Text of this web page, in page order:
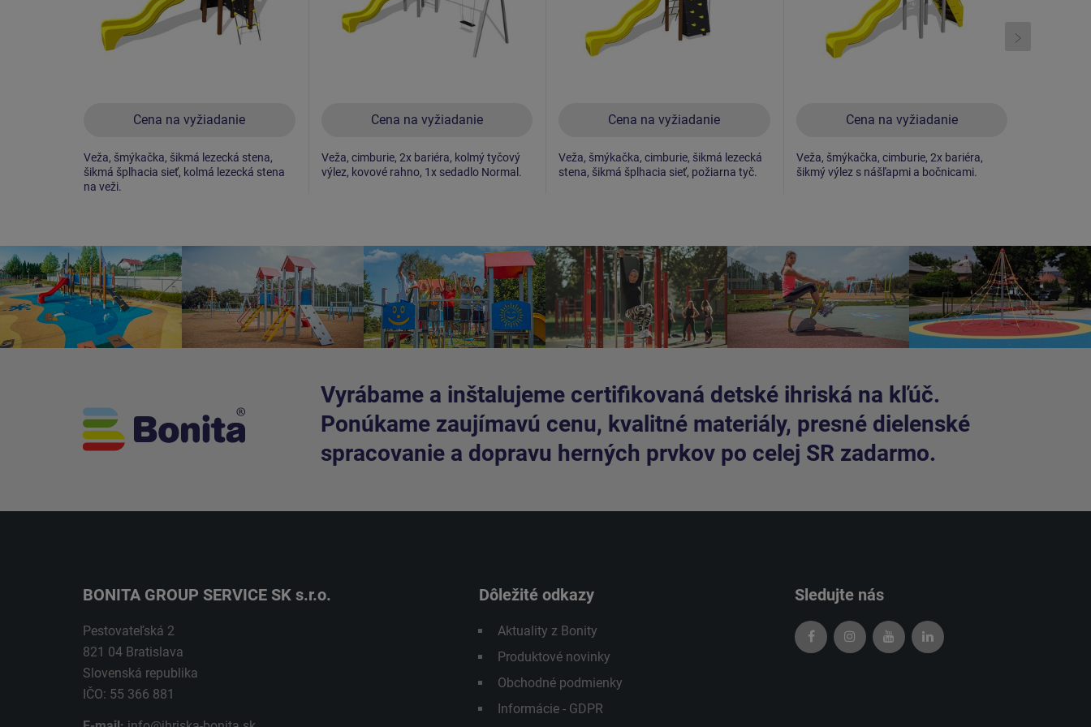
Cena na vyžiadanie
Veža, šmýkačka, šikmá lezecká stena,
šikmá šplhacia sieť, kolmá lezecká stena
na veži.
Cena na vyžiadanie
Veža, cimburie, 2x bariéra, kolmý tyčový
výlez, kovové rahno, 1x sedadlo Normal.
Cena na vyžiadanie
Veža, šmýkačka, cimburie, šikmá lezecká
stena, šikmá šplhacia sieť, požiarna tyč.
Cena na vyžiadanie
Veža, šmýkačka, cimburie, 2x bariéra,
šikmý výlez s nášľapmi a bočnicami.
Vyrábame a inštalujeme certifikovaná detské ihriská na kľúč.
Ponúkame zaujímavú cenu, kvalitné materiály, presné dielenské
spracovanie a dopravu herných prvkov po celej SR zadarmo.
BONITA GROUP SERVICE SK s.r.o.
Pestovateľská 2
821 04 Bratislava
Slovenská republika
IČO: 55 366 881
Dôležité odkazy
Aktuality z Bonity
Produktové novinky
Obchodné podmienky
Informácie - GDPR
Sledujte nás